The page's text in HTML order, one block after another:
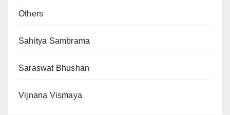
Others
Sahitya Sambrama
Saraswat Bhushan
Vijnana Vismaya